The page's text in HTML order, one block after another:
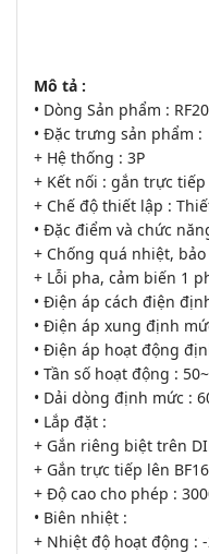
Mô tả :
• Dòng Sản phẩm :
• Đặc trưng sản phẩm :
+ Hệ thống : 3P
+ Kết nối : gắn trực tiếp
+ Chế độ thiết lập :
• Đặc điểm và chức
+ Chống quá nhiệt,
+ Lỗi pha, cảm biến 1
• Điện áp cách điện
• Điện áp xung định
• Điện áp hoạt động
• Tần số hoạt động :
• Dải dòng định mức :
• Lắp đặt :
+ Gắn riêng biệt trên
+ Gắn trực tiếp lên
+ Độ cao cho phép :
• Biên nhiệt :
+ Nhiệt độ hoạt động : -